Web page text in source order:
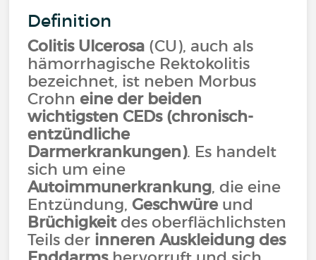
Definition
Colitis Ulcerosa (CU), auch als
hämorrhagische Rektokolitis
bezeichnet, ist neben Morbus
Crohneine der beiden
wichtigsten CEDs (chronisch-
entzündliche
Darmerkrankungen). Es handelt
sich um eine
Autoimmunerkrankung, die eine
Entzündung, Geschwüre und
Brüchigkeitdes oberflächlichsten
Teils der inneren Auskleidung des